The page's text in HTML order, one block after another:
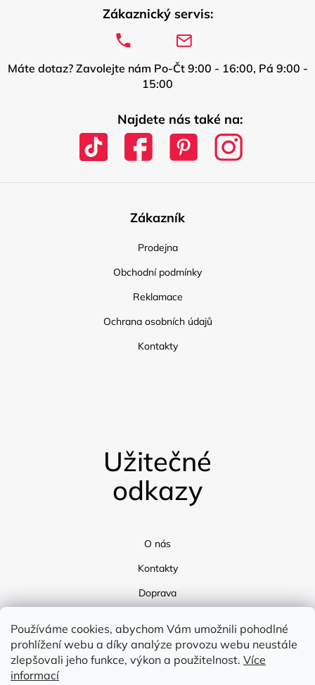
Používáme cookies, abychom Vám umožnili pohodlné
prohlížení webu a díky analýze provozu webu neustále
zlepšovali jeho funkce, výkon a použitelnost. Více
informací
Zákaznický servis:
Máte dotaz? Zavolejte nám Po-Čt 9:00 - 16:00, Pá 9:00 -
15:00
Najdete nás také na:
Zákazník
Prodejna
Obchodní podmínky
Reklamace
Ochrana osobních údajů
Kontakty
Užitečné
odkazy
O nás
Kontakty
Doprava